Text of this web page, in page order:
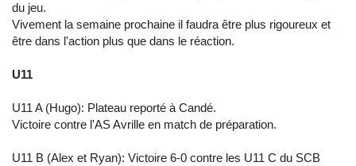
du jeu.
Vivement la semaine prochaine il faudra être plus rigoureux et
être dans l'action plus que dans le réaction.
U11
U11 A (Hugo): Plateau reporté à Candé.
Victoire contre l'AS Avrille en match de préparation.
U11 B (Alex et Ryan): Victoire 6-0 contre les U11 C du SCB